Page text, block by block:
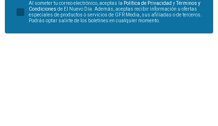
Al someter tu correo electrónico, aceptas la Política de Privacidad yTérminos y
Condiciones de El Nuevo Día. Además, aceptas recibir información u ofertas
especiales de productos o servicios de GFR Media, sus afiliadas o de terceros.
Podrás optar salirte de los boletines en cualquier momento.